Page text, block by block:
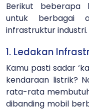
Berikut beberapa
untuk berbagai
infrastruktur industri.
1. Ledakan
Kamu pasti sadar
kendaraan listrik?
rata-rata
dibanding mobil